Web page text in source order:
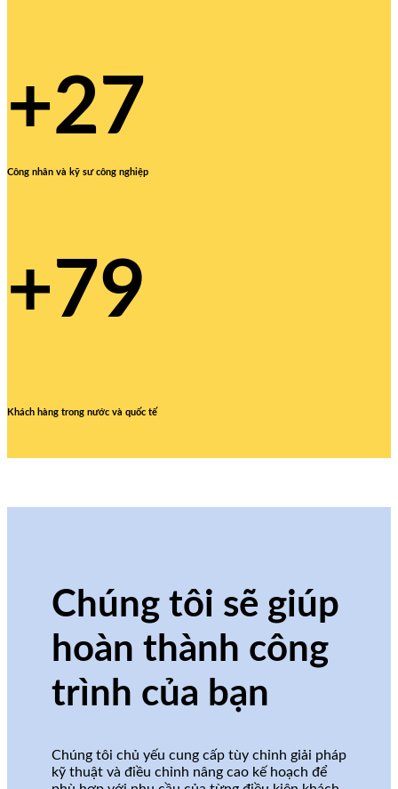
+27
Công nhân và kỹ sư công nghiệp
+79
Khách hàng trong nước và quốc tế
Chúng tôi sẽ giúp
hoàn thành công
trình của bạn
Chúng tôi chủ yếu cung cấp tùy chỉnh giải pháp
kỹ thuật và điều chỉnh nâng cao kế hoạch để